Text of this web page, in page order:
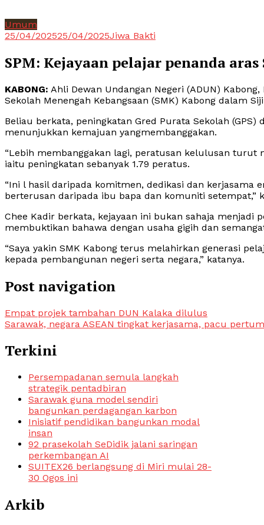
Umum
25/04/202525/04/2025Jiwa Bakti
SPM: Kejayaan pelajar penanda aras
KABONG: Ahli Dewan Undangan Negeri (ADUN)
Sekolah Menengah Kebangsaan (SMK) Kabong dalam
Beliau berkata, peningkatan Gred Purata Sekolah
menunjukkan kemajuan yangmembanggakan.
“Lebih membanggakan lagi, peratusan kelulusan turut
iaitu peningkatan sebanyak 1.79 peratus.
“Ini l hasil daripada komitmen, dedikasi dan kerjasama
berterusan daripada ibu bapa dan komuniti setempat,”
Chee Kadir berkata, kejayaan ini bukan sahaja menjadi
membuktikan bahawa dengan usaha gigih dan
“Saya yakin SMK Kabong terus melahirkan generasi
kepada pembangunan negeri serta negara,” katanya.
Post navigation
Empat projek tambahan DUN Kalaka dilulus
Sarawak, negara ASEAN tingkat kerjasama, pacu
Terkini
Persempadanan semula langkah
strategik pentadbiran
Sarawak guna model sendiri
bangunkan perdagangan karbon
Inisiatif pendidikan bangunkan modal
insan
92 prasekolah SeDidik jalani saringan
perkembangan AI
SUITEX26 berlangsung di Miri mulai 28-
30 Ogos ini
Arkib